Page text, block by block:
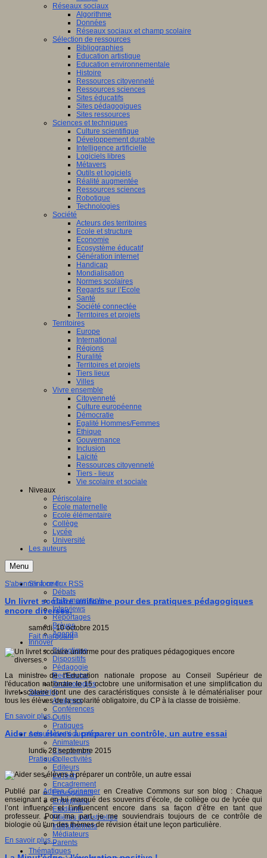
Réseaux sociaux
Algorithme
Données
Réseaux sociaux et champ scolaire
Sélection de ressources
Bibliographies
Education artistique
Education environnementale
Histoire
Ressources citoyenneté
Ressources sciences
Sites éducatifs
Sites pédagogiques
Sites ressources
Sciences et techniques
Culture scientifique
Développement durable
Intelligence artificielle
Logiciels libres
Métavers
Outils et logiciels
Réalité augmentée
Ressources sciences
Robotique
Technologies
Société
Acteurs des territoires
Ecole et structure
Economie
Ecosystème éducatif
Génération internet
Handicap
Mondialisation
Normes scolaires
Regards sur l’Ecole
Santé
Société connectée
Territoires et projets
Territoires
Europe
International
Régions
Ruralité
Territoires et projets
Tiers lieux
Villes
Vivre ensemble
Citoyenneté
Culture européenne
Démocratie
Egalité Hommes/Femmes
Ethique
Gouvernance
Inclusion
Laïcité
Ressources citoyenneté
Tiers - lieux
Vie scolaire et sociale
Niveaux
Périscolaire
Ecole maternelle
Ecole élémentaire
Collège
Lycée
Université
Les auteurs
Menu
S'informer
Débats
Faits marquants
Interviews
Reportages
Brèves
Agenda
Innover
Didactique
Dispositifs
Pédagogie
Recherche
Technologies
Savoir(s)
Analyses
Conférences
Outils
Pratiques
Acteurs de l'éducation
Animateurs
Chercheurs
Collectivités
Editeurs
EdTech
Encadrement
Enseignants
Entreprises
Etudiants
Filières industrielles
Institutionnels
Médiateurs
Parents
Thématiques
S'abonner à ce flux RSS
Un livret scolaire uniforme pour des pratiques pédagogiques
encore diverses.
samedi, 10 octobre 2015
Fait marquant
La ministre de l'Education nationale propose au Conseil Supérieur de
l'éducation nationale le 15 octobre une uniformisation et une simplification du
livret scolaire dont une des caractéristiques consiste à le dématérialiser pour
tous les élèves de la scolarité obligatoire, du CP à la classe de troisième.
En savoir plus...
Aider ses élèves à préparer un contrôle, un autre essai
lundi, 28 septembre 2015
Pratiques
Publié par Adrien Guinemer en Creative Commons sur son blog : Chaque
enseignant a en lui marqué des souvenirs d’école, de collège ou de lycée qui
l’ont influencé et l’influencent encore dans sa façon d’être en tant que
professeur. Pour ma part, je me souviendrais toujours de ce contrôle de
biologie où l’un des thèmes de révision était une leçon particulière.
En savoir plus...